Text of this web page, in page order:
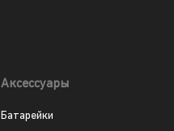
Аксессуары
Батарейки